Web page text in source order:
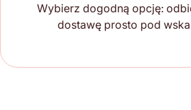
Wybierz dogodną opcję:
dostawę prosto pod